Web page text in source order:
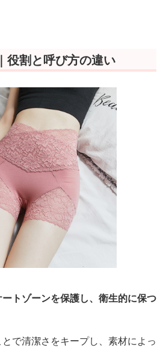
役割と呼び方の違い
ートゾーンを保護し、衛生的に保つ
で清潔さをキープし、素材によっ